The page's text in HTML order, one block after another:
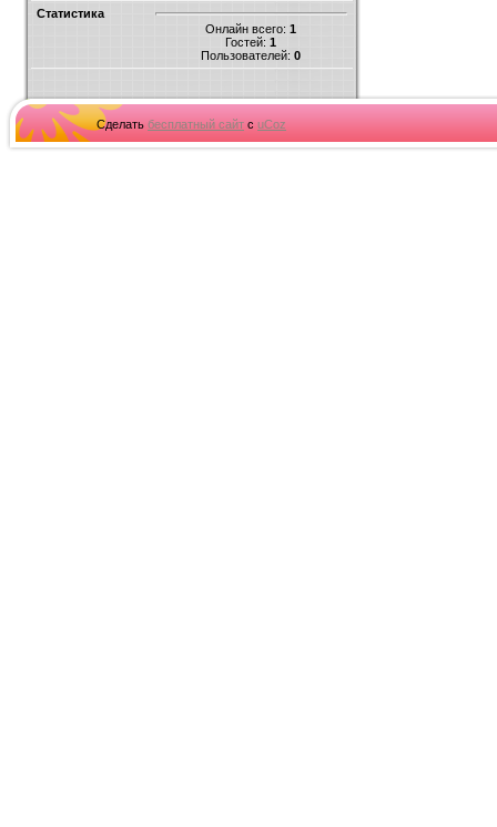
Статистика
Онлайн всего: 1
Гостей: 1
Пользователей: 0
Сделать бесплатный сайт с uCoz